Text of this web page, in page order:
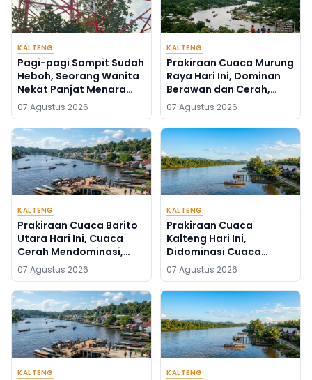
KALTENG
Pagi-pagi Sampit Sudah
Heboh, Seorang Wanita
Nekat Panjat Menara
TVRI, Mau Apa?
07 Agustus 2026
KALTENG
Prakiraan Cuaca Murung
Raya Hari Ini, Dominan
Berawan dan Cerah,
Seribu Riam Paling Adem
07 Agustus 2026
KALTENG
Prakiraan Cuaca Barito
Utara Hari Ini, Cuaca
Cerah Mendominasi,
Lahei Berbeda Sendiri
07 Agustus 2026
KALTENG
Prakiraan Cuaca
Kalteng Hari Ini,
Didominasi Cuaca
Cerah, Kotawaringin
Barat dan Sekitarnya
Berawan
07 Agustus 2026
KALTENG KALTENG